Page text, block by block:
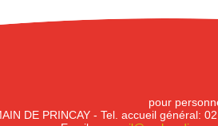
pour
DE PRINCAY - Tel. accueil général: